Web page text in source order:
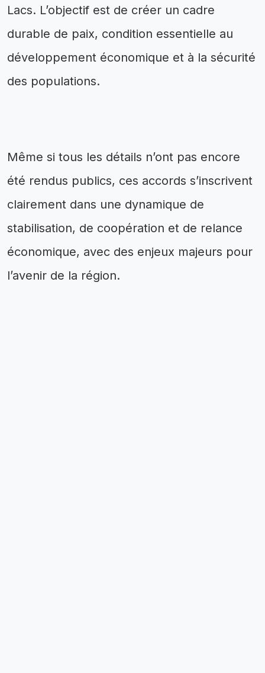
Lacs. L’objectif est de créer un cadre
durable de paix, condition essentielle au
développement économique et à la sécurité
des populations.
Même si tous les détails n’ont pas encore
été rendus publics, ces accords s’inscrivent
clairement dans une dynamique de
stabilisation, de coopération et de relance
économique, avec des enjeux majeurs pour
l’avenir de la région.